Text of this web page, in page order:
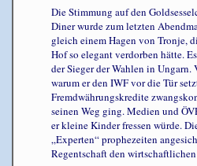
Die Stimmung auf den
Diner wurde zum letzten
gleich einem Hagen von Tronje,
Hof so elegant verdorben hätte.
der Sieger der Wahlen in Ungarn.
warum er den IWF vor die Tür
Fremdwährungskredite
seinen Weg ging. Medien und
er kleine Kinder fressen würde.
„Experten“ prophezeiten
Regentschaft den